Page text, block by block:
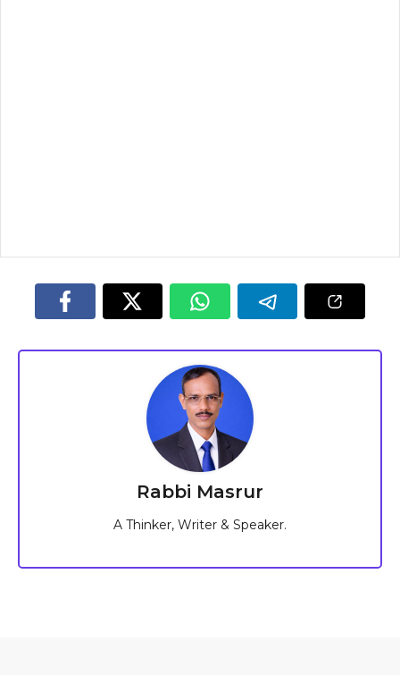
Rabbi Masrur
A Thinker, Writer & Speaker.